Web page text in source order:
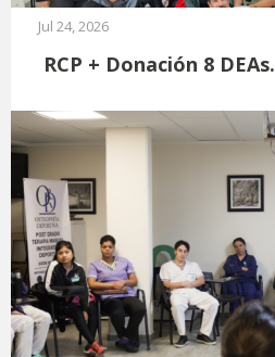
Jul 24, 2026
RCP + Donación 8 DEAs.